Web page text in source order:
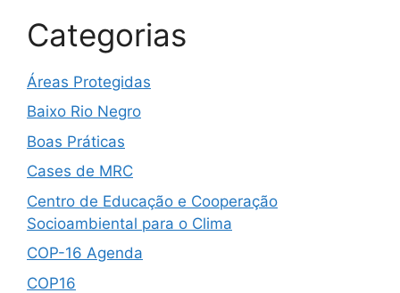
Categorias
Áreas Protegidas
Baixo Rio Negro
Boas Práticas
Cases de MRC
Centro de Educação e Cooperação
Socioambiental para o Clima
COP-16 Agenda
COP16